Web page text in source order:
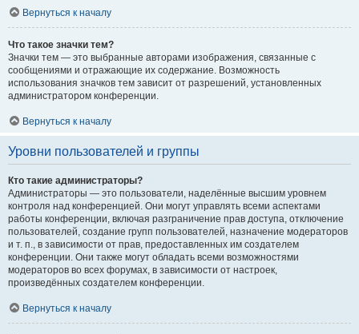
Вернуться к началу
Что такое значки тем?
Значки тем — это выбранные авторами изображения, связанные с
сообщениями и отражающие их содержание. Возможность
использования значков тем зависит от разрешений, установленных
администратором конференции.
Вернуться к началу
Уровни пользователей и группы
Кто такие администраторы?
Администраторы — это пользователи, наделённые высшим уровнем
контроля над конференцией. Они могут управлять всеми аспектами
работы конференции, включая разграничение прав доступа, отключение
пользователей, создание групп пользователей, назначение модераторов
и т. п., в зависимости от прав, предоставленных им создателем
конференции. Они также могут обладать всеми возможностями
модераторов во всех форумах, в зависимости от настроек,
произведённых создателем конференции.
Вернуться к началу